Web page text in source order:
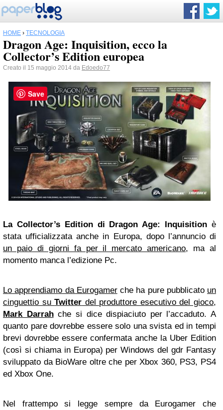
HOME › TECNOLOGIA
Dragon Age: Inquisition, ecco la
Collector’s Edition europea
Creato il 15 maggio 2014 da Edoedo77
La Collector’s Edition di Dragon Age: Inquisition è
stata ufficializzata anche in Europa, dopo l’annuncio di
un paio di giorni fa per il mercato americano, ma al
momento manca l’edizione Pc.
Lo apprendiamo da Eurogamerche ha pure pubblicato un
cinguettio suTwitter del produttore esecutivo del gioco,
Mark Darrahche si dice dispiaciuto per l’accaduto. A
quanto pare dovrebbe essere solo una svista ed in tempi
brevi dovrebbe essere confermata anche la Uber Edition
(così si chiama in Europa) per Windows del gdr Fantasy
sviluppato da BioWare oltre che per Xbox 360, PS3, PS4
ed Xbox One.
Nel frattempo si legge sempre da Eurogamer che
Save